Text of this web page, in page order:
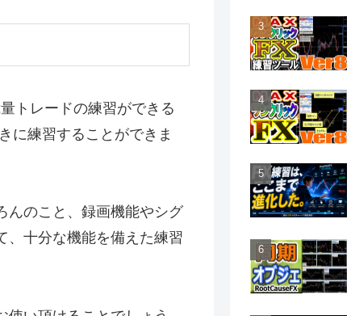
トレードの練習ができる
に練習することができま
んのこと、録画機能やシグ
、十分な機能を備えた練習